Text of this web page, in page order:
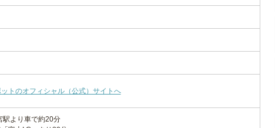
トのオフィシャル（公式）サイトへ
駅より車で約20分